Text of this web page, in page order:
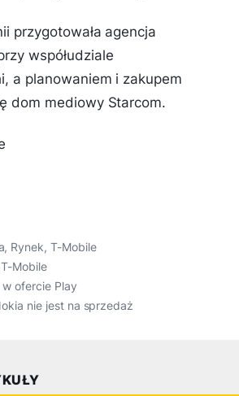
przygotowała agencja
współudziale
a planowaniem i zakupem
dom mediowy Starcom.
, Rynek,T-Mobile
T-Mobile
ofercie Play
nie jest na sprzedaż